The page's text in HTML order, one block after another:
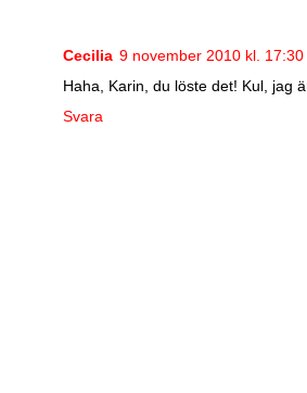
Cecilia 9 november 2010 kl. 17:30
Haha, Karin, du löste det! Kul, jag
Svara